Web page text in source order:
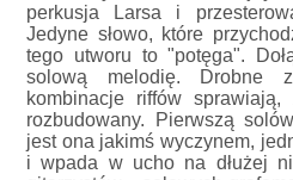
perkusja Larsa i
Jedyne słowo, które
tego utworu to "potęga".
solową melodię. Drobne
kombinacje riffów
rozbudowany. Pierwszą
jest ona jakimś wyczynem,
i wpada w ucho na dłużej